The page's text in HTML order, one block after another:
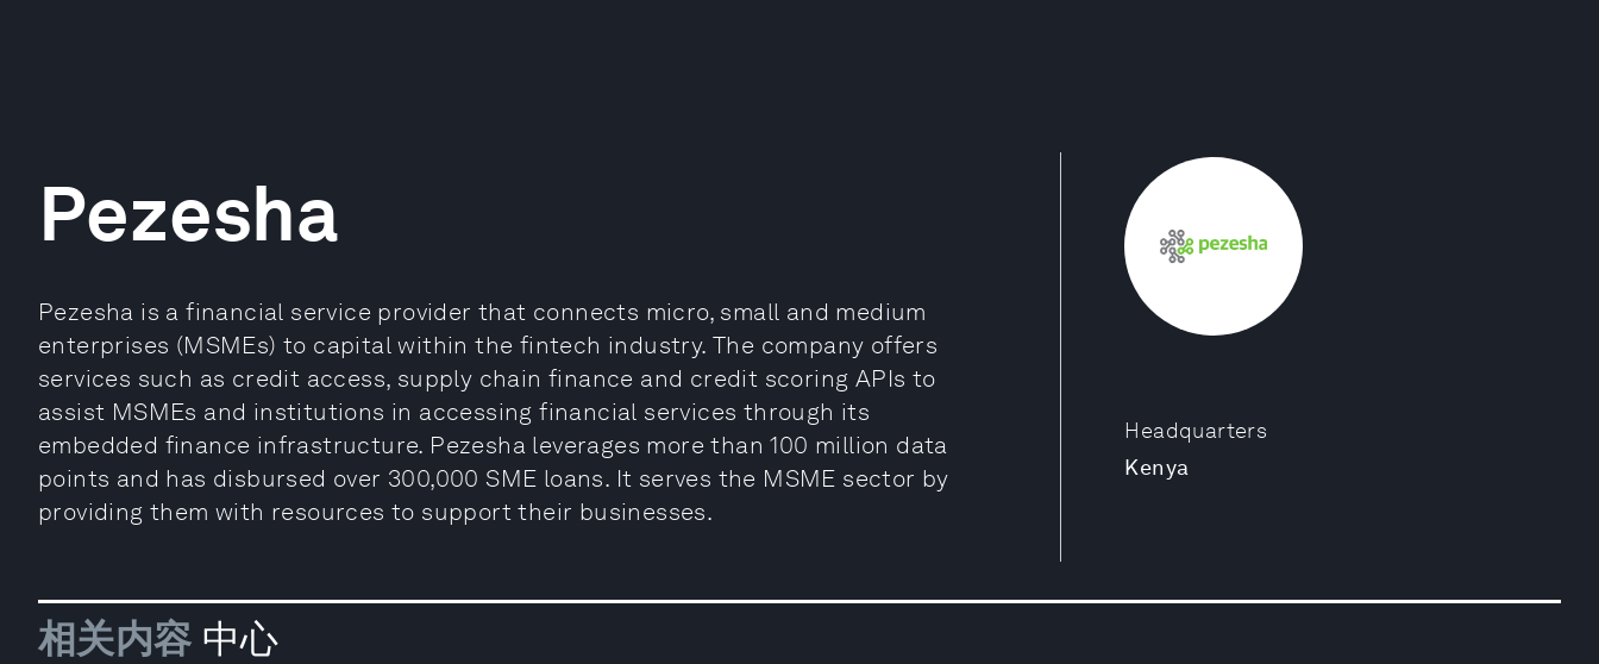
Headquarters
Kenya
Pezesha
Pezesha is a financial service provider that connects micro, small and medium
enterprises (MSMEs) to capital within the fintech industry. The company offers
services such as credit access, supply chain finance and credit scoring APIs to
assist MSMEs and institutions in accessing financial services through its
embedded finance infrastructure. Pezesha leverages more than 100 million data
points and has disbursed over 300,000 SME loans. It serves the MSME sector by
providing them with resources to support their businesses.
相关内容 中心